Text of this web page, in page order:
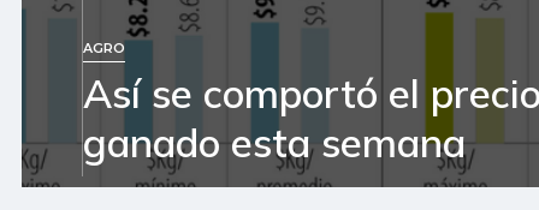
AGRO
Así se comportó el
ganado esta semana